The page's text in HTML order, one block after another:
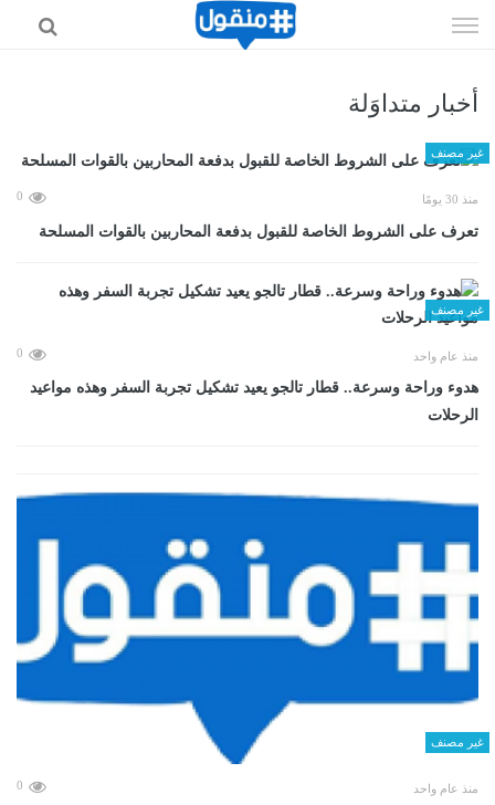
الى
أخبار متداوَلة
غير مصنف
منذ 30 يومًا 0
تعرف على الشروط الخاصة للقبول بدفعة المحاربين بالقوات المسلحة
غير مصنف
منذ عام واحد 0
هدوء وراحة وسرعة.. قطار تالجو يعيد تشكيل تجربة السفر وهذه مواعيد
الرحلات
غير مصنف
منذ عام واحد 0